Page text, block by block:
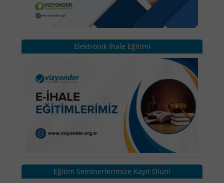
Elektronik İhale Eğitimi
Eğitim Seminerlerimize Kayıt Olun!